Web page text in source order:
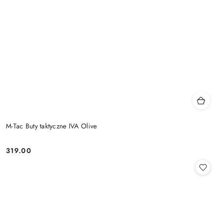
M-Tac Buty taktyczne IVA Olive
Cena:
319.00